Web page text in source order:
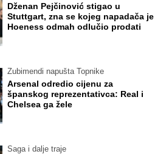
Dženan Pejčinović stigao u
Stuttgart, zna se kojeg napadača je
Hoeness odmah odlučio prodati
Zubimendi napušta Topnike
Arsenal odredio cijenu za
španskog reprezentativca: Real i
Chelsea ga žele
Saga i dalje traje